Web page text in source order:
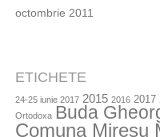
octombrie 2011
ETICHETE
24-25 iunie 2017 2015 2016 2017
Ortodoxa Buda
Comuna Mireșu